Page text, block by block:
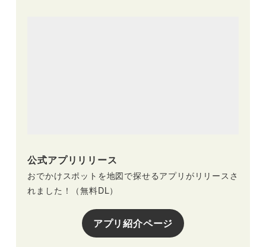
公式アプリリリース
おでかけスポットを地図で探せるアプリがリリースさ
れました！（無料DL）
アプリ紹介ページ